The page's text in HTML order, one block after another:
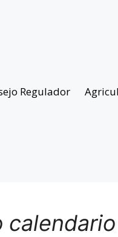
Regulador